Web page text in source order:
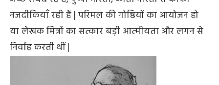
नजदीकियाँ रही हैं | परिमल की गोष्ठियों का आयोजन हो
या लेखक मित्रों का सत्कार बड़ी आत्मीयता और लगन से
निर्वाह करती थीं |